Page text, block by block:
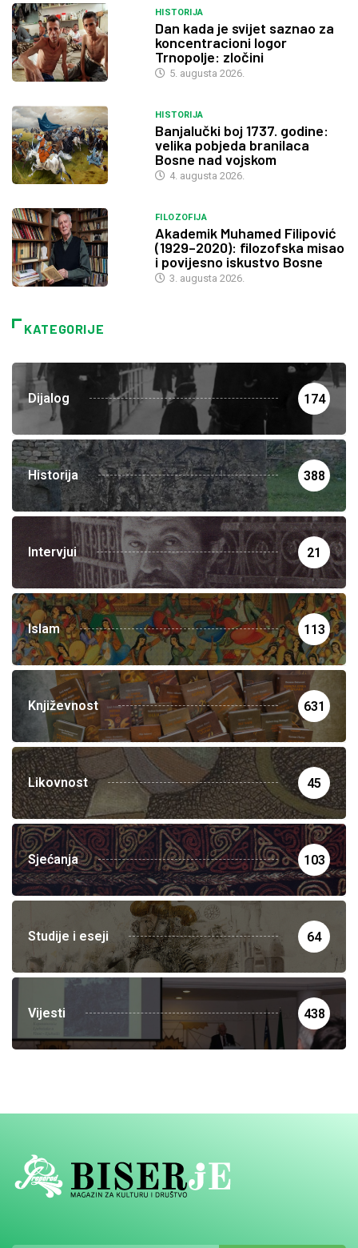
HISTORIJA
Dan kada je svijet saznao za
koncentracioni logor
Trnopolje: zločini
5. augusta 2026.
HISTORIJA
Banjalučki boj 1737. godine:
velika pobjeda branilaca
Bosne nad vojskom
4. augusta 2026.
FILOZOFIJA
Akademik Muhamed Filipović
(1929–2020): filozofska misao
i povijesno iskustvo Bosne
3. augusta 2026.
KATEGORIJE
Dijalog 174
Historija 388
Intervjui 21
Islam 113
Književnost 631
Likovnost 45
Sjećanja 103
Studije i eseji 64
Vijesti 438